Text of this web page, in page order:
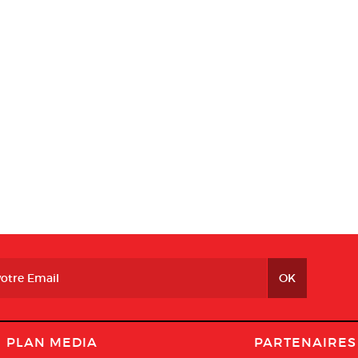
PLAN MEDIA PARTENAIRES